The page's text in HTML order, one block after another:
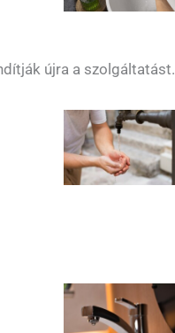
újra a szolgáltatást.